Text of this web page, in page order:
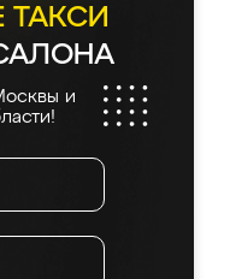
ТАКСИ
и